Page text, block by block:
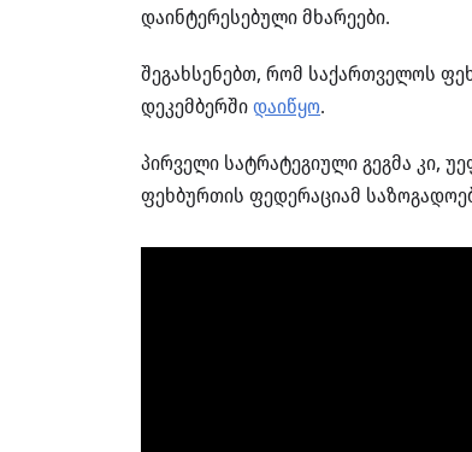
დაინტერესებული მხარეები.
შეგახსენებთ, რომ საქართველოს
დეკემბერშიდაიწყო.
პირველი სატრატეგიული გეგმა კი,
ფეხბურთის ფედერაციამ